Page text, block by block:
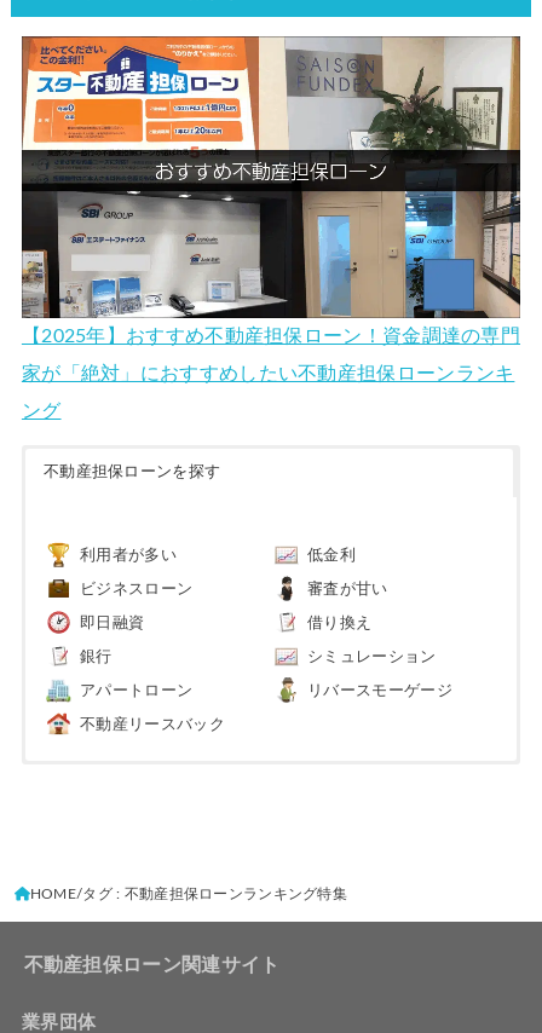
【2025年】おすすめ不動産担保ローン！資金調達の専門
家が「絶対」におすすめしたい不動産担保ローンランキ
ング
不動産担保ローンを探す
利用者が多い 低金利
ビジネスローン 審査が甘い
即日融資 借り換え
銀行 シミュレーション
アパートローン リバースモーゲージ
不動産リースバック
HOME タグ : 不動産担保ローンランキング特集
不動産担保ローン関連サイト
業界団体